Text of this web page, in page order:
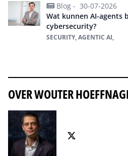
Blog - 30-07-2026
Wat kunnen AI-agents
cybersecurity?
SECURITY, AGENTIC AI,
OVER WOUTER